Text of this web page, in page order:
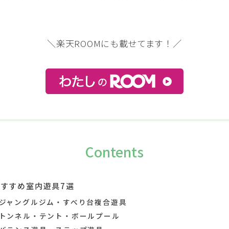
＼楽天ROOMにも載せてます！／
Contents
すめ室内遊具7選
ジャングルジム・すべり台複合遊具
トンネル・テント・ボールプール